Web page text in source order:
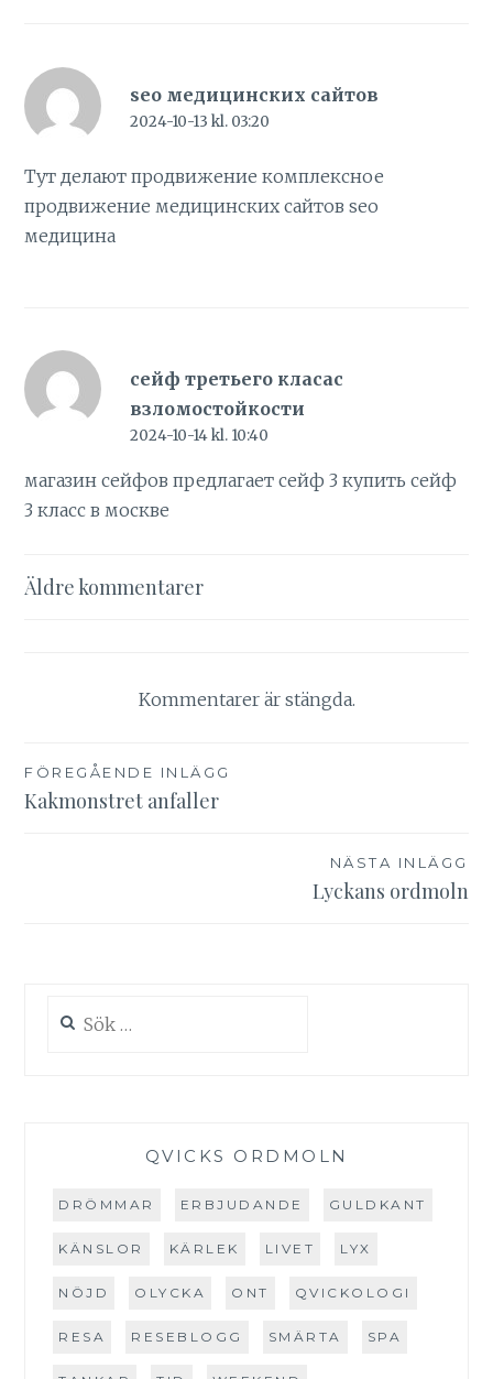
seo медицинских сайтов
2024-10-13 kl. 03:20
Тут делают продвижение комплексное
продвижение медицинских сайтовseo
медицина
сейф третьего класас
взломостойкости
2024-10-14 kl. 10:40
магазин сейфов предлагает сейф 3купить сейф
3 класс в москве
Kommentarsnavigering
Äldre kommentarer
Kommentarer är stängda.
Inläggsnavigering
FÖREGÅENDE INLÄGG
Kakmonstret anfaller
NÄSTA INLÄGG
Lyckans ordmoln
efter:
QVICKS ORDMOLN
DRÖMMAR ERBJUDANDE GULDKANT
KÄNSLOR KÄRLEK LIVET LYX
NÖJD OLYCKA ONT QVICKOLOGI
RESA RESEBLOGG SMÄRTA SPA